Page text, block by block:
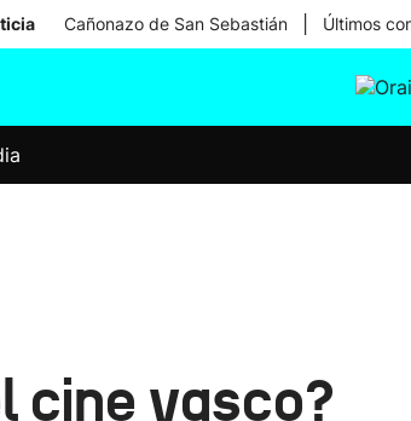
Cañonazo de San Sebastián Últimos
cine vasco?